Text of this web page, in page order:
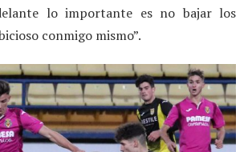
lo importante es no bajar los
conmigo mismo”.